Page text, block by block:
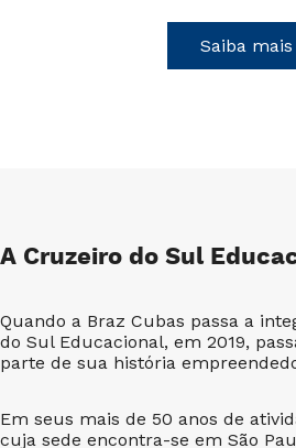
Saiba mais
A Cruzeiro do Sul
Quando a Braz Cubas passa a
do Sul Educacional, em 2019,
parte de sua história
Em seus mais de 50 anos de
cuja sede encontra-se em São